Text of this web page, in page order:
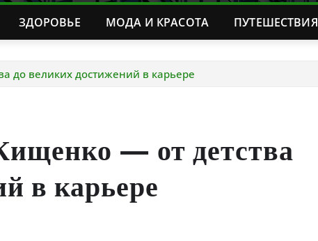
ЗДОРОВЬЕ МОДА И КРАСОТА ПУТЕШЕСТВИЯ
до великих достижений в карьере
— от детства
в карьере